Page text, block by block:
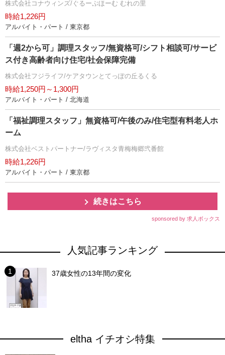
株式会社コナウィンズ/ぐるーぷほーむ むれの里
時給1,226円
アルバイト・パート / 東京都
「週2から可」調理スタッフ/無資格可/シフト相談可/サービ
ス付き高齢者向け住宅/社会保障完備
株式会社フジライフ/ケアタウンとてっぽの丘るくる
時給1,250円～1,300円
アルバイト・パート / 北海道
「福祉調理スタッフ」無資格可/午後のみ/住宅型有料老人ホ
ーム
株式会社ベストパートナー/ラヴィスタ青梅梅郷弐番館
時給1,226円
アルバイト・パート / 東京都
続きはこちら
sponsored by 求人ボックス
人気記事ランキング
37歳女性の13年間の変化
eltha イチオシ特集